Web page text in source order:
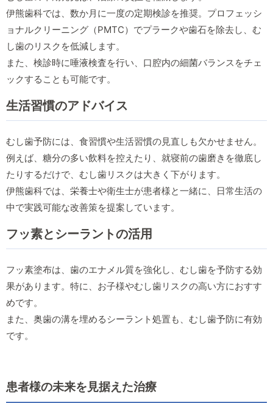
伊熊歯科では、数か月に一度の定期検診を推奨。プロフェッシ
ョナルクリーニング（PMTC）でプラークや歯石を除去し、む
し歯のリスクを低減します。
また、検診時に唾液検査を行い、口腔内の細菌バランスをチェ
ックすることも可能です。
生活習慣のアドバイス
むし歯予防には、食習慣や生活習慣の見直しも欠かせません。
例えば、糖分の多い飲料を控えたり、就寝前の歯磨きを徹底し
たりするだけで、むし歯リスクは大きく下がります。
伊熊歯科では、栄養士や衛生士が患者様と一緒に、日常生活の
中で実践可能な改善策を提案しています。
フッ素とシーラントの活用
フッ素塗布は、歯のエナメル質を強化し、むし歯を予防する効
果があります。特に、お子様やむし歯リスクの高い方におすす
めです。
また、奥歯の溝を埋めるシーラント処置も、むし歯予防に有効
です。
患者様の未来を見据えた治療